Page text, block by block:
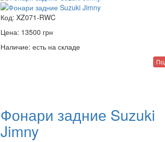
Код: XZ071-RWC
Цена: 13500 грн
Наличие: есть на складе
Фонари задние Suzuki
Jimny